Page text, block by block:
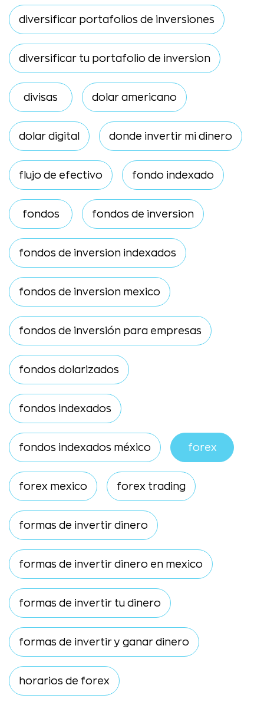
diversificar portafolios de inversiones
diversificar tu portafolio de inversion
divisas dolar americano
dolar digital donde invertir mi dinero
flujo de efectivo fondo indexado
fondos fondos de inversion
fondos de inversion indexados
fondos de inversion mexico
fondos de inversión para empresas
fondos dolarizados
fondos indexados
fondos indexados méxico forex
forex mexico forex trading
formas de invertir dinero
formas de invertir dinero en mexico
formas de invertir tu dinero
formas de invertir y ganar dinero
horarios de forex